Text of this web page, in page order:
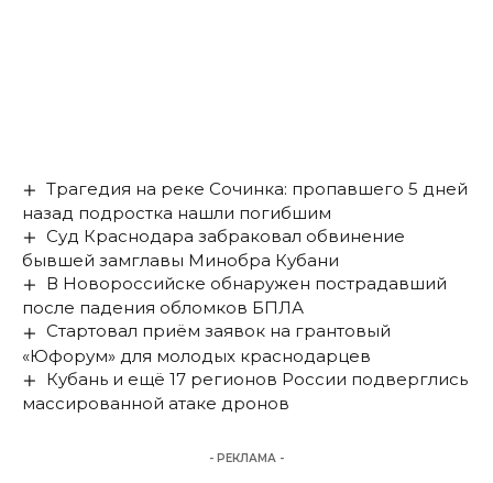
Трагедия на реке Сочинка: пропавшего 5 дней
назад подростка нашли погибшим
Суд Краснодара забраковал обвинение
бывшей замглавы Минобра Кубани
В Новороссийске обнаружен пострадавший
после падения обломков БПЛА
Стартовал приём заявок на грантовый
«Юфорум» для молодых краснодарцев
Кубань и ещё 17 регионов России подверглись
массированной атаке дронов
- РЕКЛАМА -